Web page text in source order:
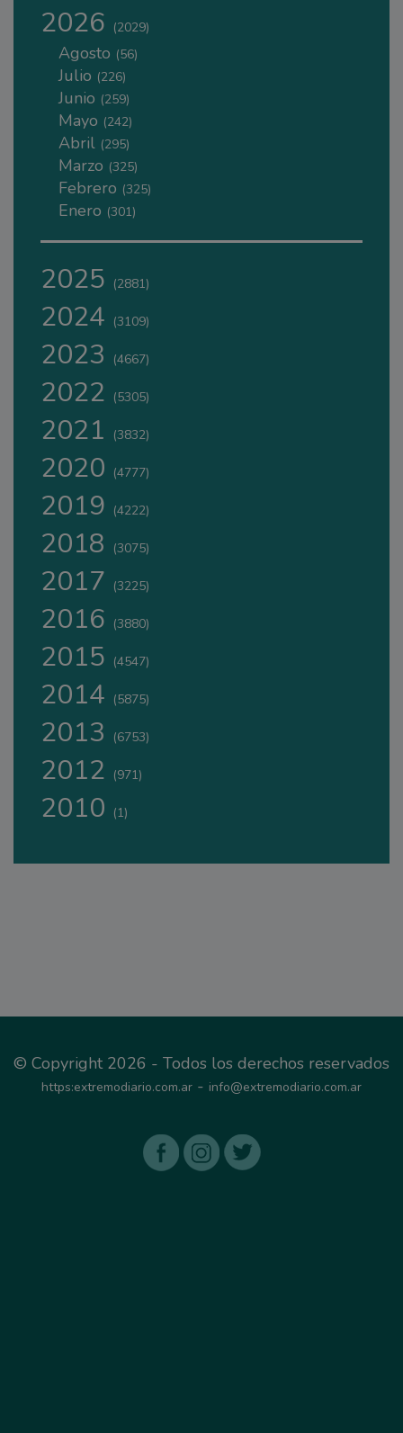
2026 (2029)
Agosto (56)
Julio (226)
Junio (259)
Mayo (242)
Abril (295)
Marzo (325)
Febrero (325)
Enero (301)
2025 (2881)
2024 (3109)
2023 (4667)
2022 (5305)
2021 (3832)
2020 (4777)
2019 (4222)
2018 (3075)
2017 (3225)
2016 (3880)
2015 (4547)
2014 (5875)
2013 (6753)
2012 (971)
2010 (1)
© Copyright 2026 - Todos los derechos reservados
https:extremodiario.com.ar - info@extremodiario.com.ar